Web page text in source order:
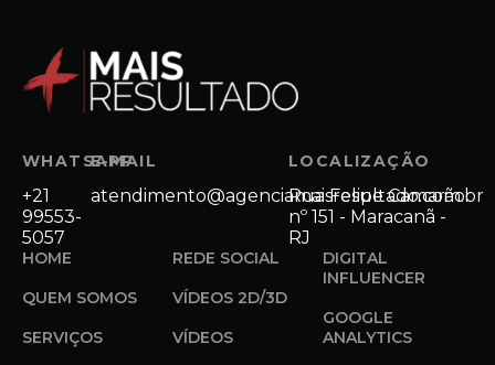
WHATSAPP
+21
99553-
5057
E-MAIL
atendimento@agenciamaisresultado.com.br
LOCALIZAÇÃO
Rua Felipe Camarão
nº 151 - Maracanã -
RJ
HOME
QUEM SOMOS
SERVIÇOS
REDE SOCIAL
VÍDEOS 2D/3D
VÍDEOS
DIGITAL
INFLUENCER
GOOGLE
ANALYTICS